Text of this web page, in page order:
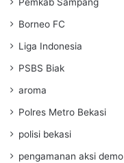
Borneo FC
Liga Indonesia
PSBS Biak
aroma
Polres Metro Bekasi
polisi bekasi
pengamanan aksi demo